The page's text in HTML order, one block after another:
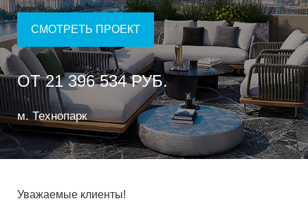
СМОТРЕТЬ ПРОЕКТ
ОТ 21 396 534 РУБ.
м. Технопарк
Уважаемые клиенты!